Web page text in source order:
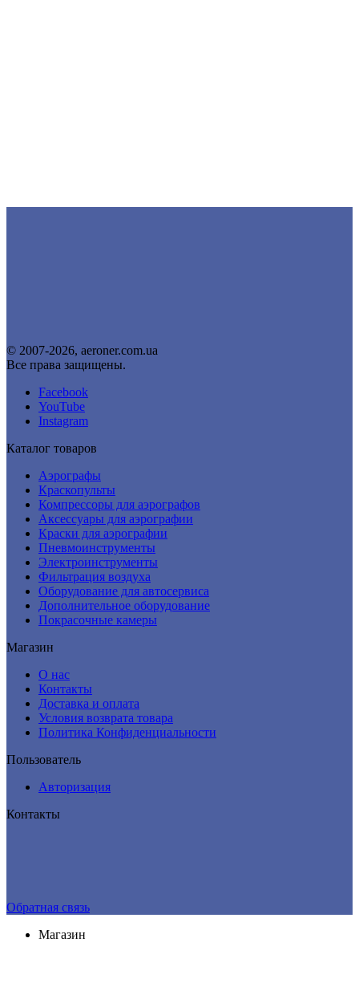
© 2007-2026, aeroner.com.ua
Все права защищены.
Facebook
YouTube
Instagram
Каталог товаров
Аэрографы
Краскопульты
Компрессоры для аэрографов
Аксессуары для аэрографии
Краски для аэрографии
Пневмоинструменты
Электроинструменты
Фильтрация воздуха
Оборудование для автосервиса
Дополнительное оборудование
Покрасочные камеры
Магазин
О нас
Контакты
Доставка и оплата
Условия возврата товара
Политика Конфиденциальности
Пользователь
Авторизация
Контакты
Обратная связь
Магазин